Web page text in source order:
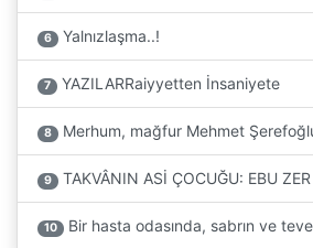
6 Yalnızlaşma..!
7 YAZILARRaiyyetten İnsaniyete
8 Merhum, mağfur Mehmet
9 TAKVÂNIN ASİ ÇOCUĞU: EBU ZER
10 Bir hasta odasında, sabrın ve